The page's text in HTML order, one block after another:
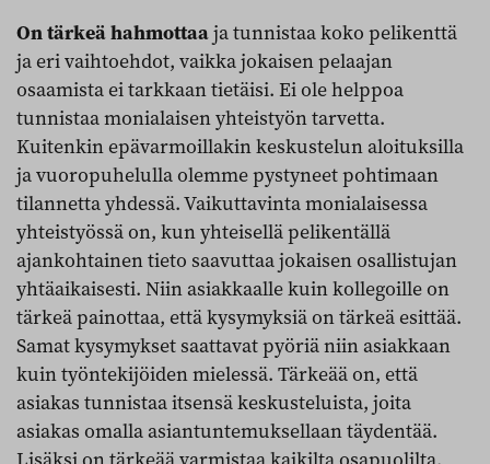
On tärkeä hahmottaaja tunnistaa koko pelikenttä
ja eri vaihtoehdot, vaikka jokaisen pelaajan
osaamista ei tarkkaan tietäisi. Ei ole helppoa
tunnistaa monialaisen yhteistyön tarvetta.
Kuitenkin epävarmoillakin keskustelun aloituksilla
ja vuoropuhelulla olemme pystyneet pohtimaan
tilannetta yhdessä. Vaikuttavinta monialaisessa
yhteistyössä on, kun yhteisellä pelikentällä
ajankohtainen tieto saavuttaa jokaisen osallistujan
yhtäaikaisesti. Niin asiakkaalle kuin kollegoille on
tärkeä painottaa, että kysymyksiä on tärkeä esittää.
Samat kysymykset saattavat pyöriä niin asiakkaan
kuin työntekijöiden mielessä. Tärkeää on, että
asiakas tunnistaa itsensä keskusteluista, joita
asiakas omalla asiantuntemuksellaan täydentää.